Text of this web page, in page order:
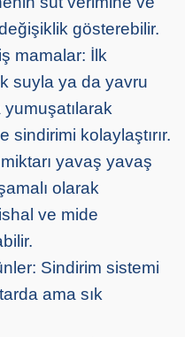
gösterebilir.
mamalar: İlk
suyla ya da yavru
sindirimi kolaylaştırır.
yavaş yavaş
olarak
ve mide
Sindirim sistemi
ama sık